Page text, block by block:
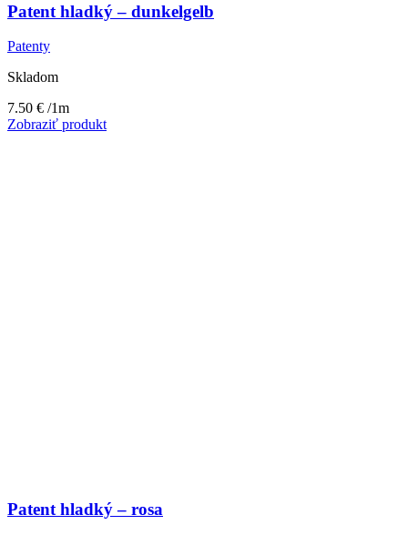
Patent hladký – dunkelgelb
Patenty
Skladom
7.50 € /1m
Zobraziť produkt
Patent hladký – rosa